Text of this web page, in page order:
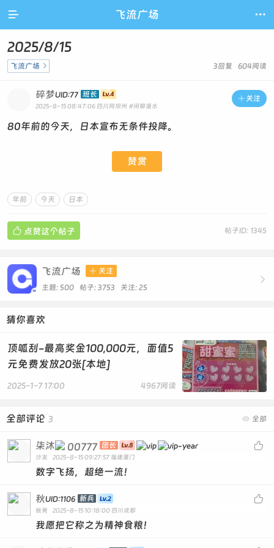
 飞流广场 
2025/8/15
3回复 604阅读
飞流广场 
 关注
碎梦UID:77 班长
2025-8-15 08:47:06 四川阿坝州 #闲聊灌水
80年前的今天，日本宣布无条件投降。
赞赏
年前 今天 日本
帖子ID: 1345
 点赞这个帖子

飞流广场  关注
主题: 500 帖子: 3753 关注: 25
猜你喜欢
顶呱刮-最高奖金100,000元，面值5
元免费发放20张[本地]
4967阅读
2025-1-7 17:00
 全部
全部评论 3

柒沐 00777 团长
沙发 2025-8-15 09:27:57 福建厦门
数字飞扬，超绝一流！

秋UID:1106 新兵
板凳 2025-8-15 10:18:00 四川成都
我愿把它称之为精神食粮！